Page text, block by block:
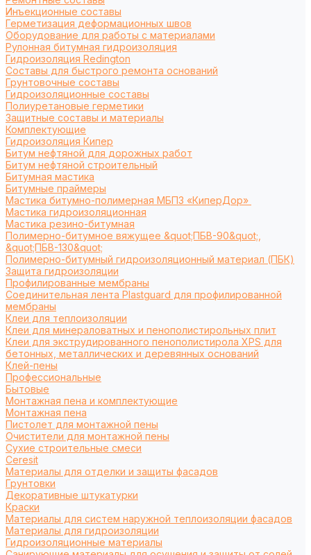
Инъекционные составы
Герметизация деформационных швов
Оборудование для работы с материалами
Рулонная битумная гидроизоляция
Гидроизоляция Redington
Составы для быстрого ремонта оснований
Грунтовочные составы
Гидроизоляционные составы
Полиуретановые герметики
Защитные составы и материалы
Комплектующие
Гидроизоляция Кипер
Битум нефтяной для дорожных работ
Битум нефтяной строительный
Битумная мастика
Битумные праймеры
Мастика битумно-полимерная МБПЗ «КиперДор»
Мастика гидроизоляционная
Мастика резино-битумная
Полимерно-битумное вяжущее &quot;ПБВ-90&quot;,
&quot;ПБВ-130&quot;
Полимерно-битумный гидроизоляционный материал (ПБК)
Защита гидроизоляции
Профилированные мембраны
Соединительная лента Plastguard для профилированной
мембраны
Клеи для теплоизоляции
Клеи для минераловатных и пенополистирольных плит
Клеи для экструдированного пенополистирола XPS для
бетонных, металлических и деревянных оснований
Клей-пены
Профессиональные
Бытовые
Монтажная пена и комплектующие
Монтажная пена
Пистолет для монтажной пены
Очистители для монтажной пены
Сухие строительные смеси
Ceresit
Материалы для отделки и защиты фасадов
Грунтовки
Декоративные штукатурки
Краски
Материалы для систем наружной теплоизоляции фасадов
Материалы для гидроизоляции
Гидроизоляционные материалы